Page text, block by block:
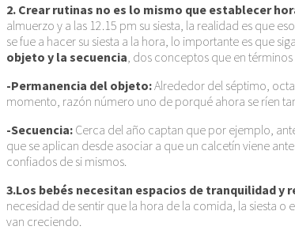
2. Crear rutinas no es lo mismo que establecer
almuerzo y a las 12.15 pm su siesta, la realidad es que
se fue a hacer su siesta a la hora, lo importante es que
objeto y la secuencia , dos conceptos que en
-Permanencia del objeto:Alrededor del séptimo,
momento, razón número uno de porqué ahora se ríen
-Secuencia: Cerca del año captan que por ejemplo,
que se aplican desde asociar a que un calcetín viene
confiados de si mismos.
3.Los bebés necesitan espacios de tranquilidad y
necesidad de sentir que la hora de la comida, la siesta
van creciendo.